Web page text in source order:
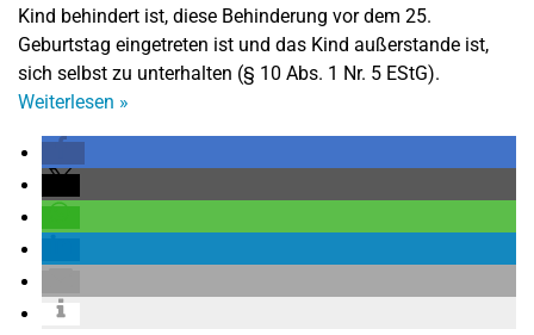
Kind behindert ist, diese Behinderung vor dem 25.
Geburtstag eingetreten ist und das Kind außerstande ist,
sich selbst zu unterhalten (§ 10 Abs. 1 Nr. 5 EStG).
Weiterlesen »